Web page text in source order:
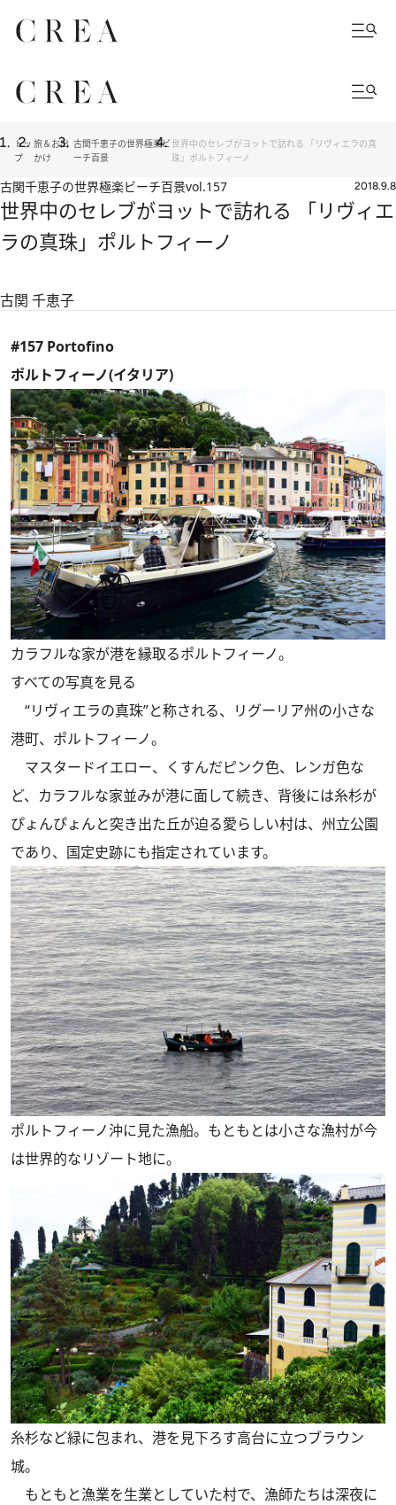
トッ
プ
旅＆お出
かけ
古関千恵子の世界極楽ビ
ーチ百景
世界中のセレブがヨットで訪れる 「リヴィエラの真
珠」ポルトフィーノ
古関千恵子の世界極楽ビーチ百景vol.157 2018.9.8
世界中のセレブがヨットで訪れる 「リヴィエ
ラの真珠」ポルトフィーノ
古関 千恵子
#157 Portofino
ポルトフィーノ(イタリア)
カラフルな家が港を縁取るポルトフィーノ。
すべての写真を見る
“リヴィエラの真珠”と称される、リグーリア州の小さな
港町、ポルトフィーノ。
マスタードイエロー、くすんだピンク色、レンガ色な
ど、カラフルな家並みが港に面して続き、背後には糸杉が
ぴょんぴょんと突き出た丘が迫る愛らしい村は、州立公園
であり、国定史跡にも指定されています。
ポルトフィーノ沖に見た漁船。もともとは小さな漁村が今
は世界的なリゾート地に。
糸杉など緑に包まれ、港を見下ろす高台に立つブラウン
城。
もともと漁業を生業としていた村で、漁師たちは深夜に